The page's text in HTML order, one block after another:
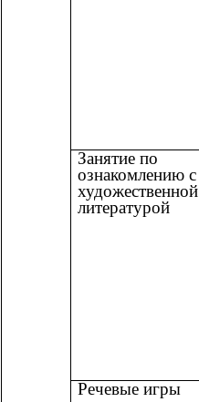
Занятие по
ознакомлению с
художественной
литературой
Речевые игры